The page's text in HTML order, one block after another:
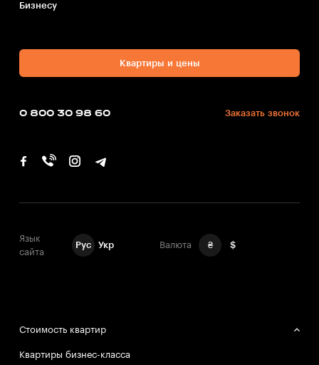
Бизнесу
Квартиры и цены
0 800 30 98 60 Заказать звонок
Язык
сайта
Рус Укр Валюта ₴ $
Стоимость квартир
Квартиры бизнес-класса